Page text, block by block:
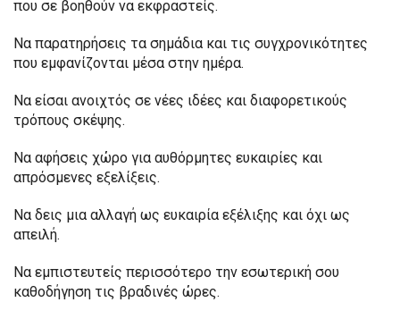
που σε βοηθούν να εκφραστείς.
Να παρατηρήσεις τα σημάδια και τις συγχρονικότητες
που εμφανίζονται μέσα στην ημέρα.
Να είσαι ανοιχτός σε νέες ιδέες και διαφορετικούς
τρόπους σκέψης.
Να αφήσεις χώρο για αυθόρμητες ευκαιρίες και
απρόσμενες εξελίξεις.
Να δεις μια αλλαγή ως ευκαιρία εξέλιξης και όχι ως
απειλή.
Να εμπιστευτείς περισσότερο την εσωτερική σου
καθοδήγηση τις βραδινές ώρες.